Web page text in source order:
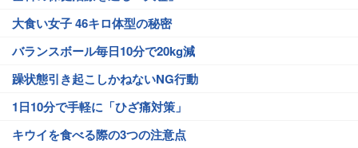
大食い女子 46キロ体型の秘密
バランスボール毎日10分で20kg減
躁状態引き起こしかねないNG行動
1日10分で手軽に「ひざ痛対策」
キウイを食べる際の3つの注意点